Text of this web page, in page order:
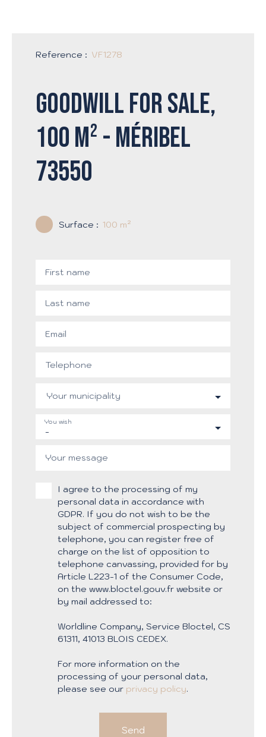
Reference : VF1278
Goodwill for sale,
100 m² - Méribel
73550
Surface : 100 m²
First name
Last name
Email
Telephone
Your municipality
-
You wish
Your message
I agree to the processing of my
personal data in accordance with
GDPR. If you do not wish to be the
subject of commercial prospecting by
telephone, you can register free of
charge on the list of opposition to
telephone canvassing, provided for by
Article L223-1 of the Consumer Code,
on the www.bloctel.gouv.fr website or
by mail addressed to:
Worldline Company, Service Bloctel, CS
61311, 41013 BLOIS CEDEX.
For more information on the
processing of your personal data,
please see our privacy policy.
Send